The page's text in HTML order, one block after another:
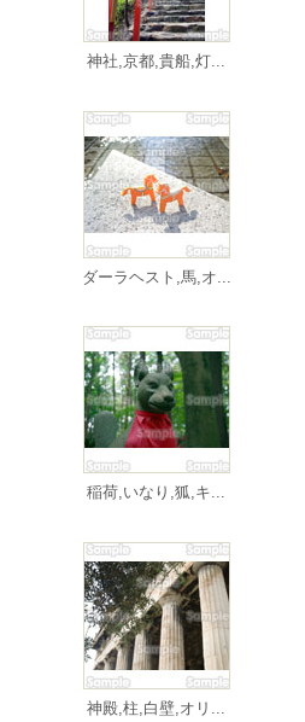
神社,京都,貴船,灯...
ダーラヘスト,馬,オ...
稲荷,いなり,狐,キ...
神殿,柱,白壁,オリ...